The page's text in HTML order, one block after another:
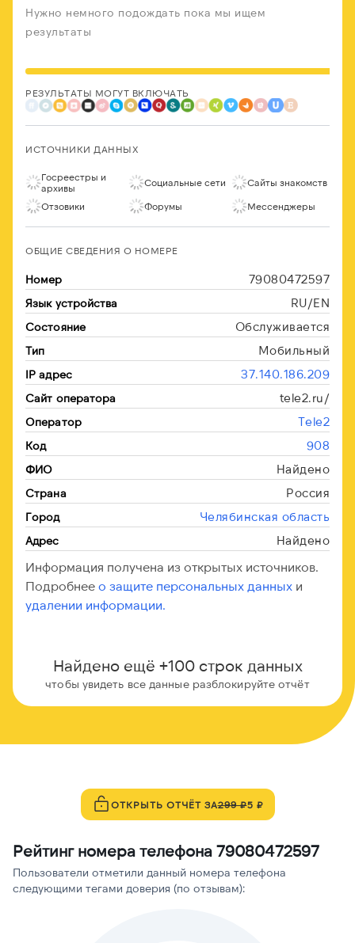
Нужно немного подождать пока мы ищем
результаты
РЕЗУЛЬТАТЫ МОГУТ ВКЛЮЧАТЬ
ИСТОЧНИКИ ДАННЫХ
Госреестры и
архивы
Социальные сети Сайты знакомств
Отзовики Форумы Мессенджеры
ОБЩИЕ СВЕДЕНИЯ О НОМЕРЕ
Номер 79080472597
Язык устройства RU/EN
Состояние Обслуживается
Тип Мобильный
IP адрес 37.140.186.209
Сайт оператора tele2.ru/
Оператор Tele2
Код 908
ФИО Найдено
Страна Россия
Город Челябинская область
Адрес Найдено
Информация получена из открытых источников.
Подробнее о защите персональных данных и
удалении информации.
Найдено ещё +100 строк данных
чтобы увидеть все данные разблокируйте отчёт
ОТКРЫТЬ ОТЧЁТ ЗА299 ₽5 ₽
Рейтинг номера телефона 79080472597
Пользователи отметили данный номера телефона
следующими тегами доверия (по отзывам):